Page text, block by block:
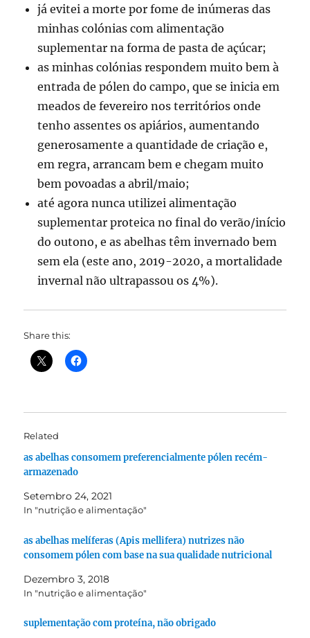
já evitei a morte por fome de inúmeras das
minhas colónias com alimentação
suplementar na forma de pasta de açúcar;
as minhas colónias respondem muito bem à
entrada de pólen do campo, que se inicia em
meados de fevereiro nos territórios onde
tenho assentes os apiários, aumentando
generosamente a quantidade de criação e,
em regra, arrancam bem e chegam muito
bem povoadas a abril/maio;
até agora nunca utilizei alimentação
suplementar proteica no final do verão/início
do outono, e as abelhas têm invernado bem
sem ela (este ano, 2019-2020, a mortalidade
invernal não ultrapassou os 4%).
Share this:
Related
as abelhas consomem preferencialmente pólen recém-
armazenado
Setembro 24, 2021
In "nutrição e alimentação"
as abelhas melíferas (Apis mellifera) nutrizes não
consomem pólen com base na sua qualidade nutricional
Dezembro 3, 2018
In "nutrição e alimentação"
suplementação com proteína, não obrigado